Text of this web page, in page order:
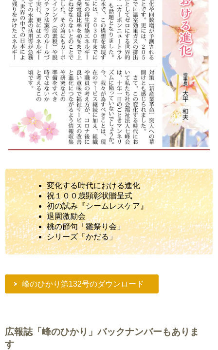
変化する時代における進化
祝１００歳顕彰状贈呈式
初の試み『シームレスケア』
退園激励会
桃の節句「雛祭り会」
シリーズ「かだる」
峰のひかり第132号のダウンロード
広報誌「峰のひかり」バックナンバーもありま
す